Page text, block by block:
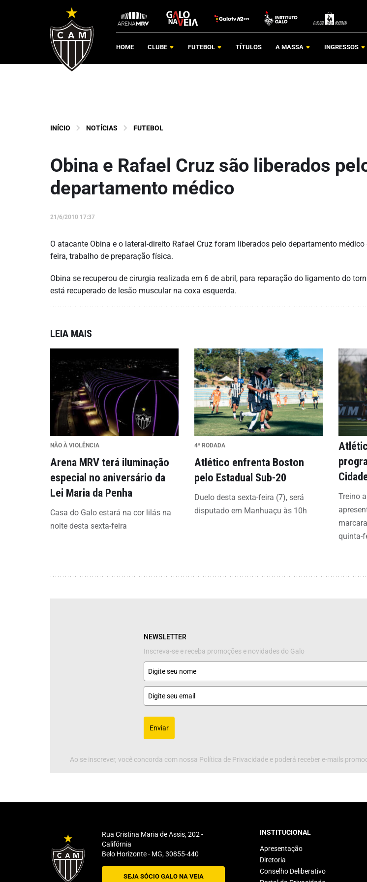
HOME CLUBE FUTEBOL TÍTULOS A MASSA INGRESSOS
INÍCIO NOTÍCIAS FUTEBOL
Obina e Rafael Cruz são liberados
departamento médico
21/6/2010 17:37
O atacante Obina e o lateral-direito Rafael Cruz foram liberados pelo departamento
feira, trabalho de preparação física.
Obina se recuperou de cirurgia realizada em 6 de abril, para reparação do ligamento do
está recuperado de lesão muscular na coxa esquerda.
LEIA MAIS
NÃO À VIOLÊNCIA
Arena MRV terá iluminação
especial no aniversário da
Lei Maria da Penha
Casa do Galo estará na cor lilás na
noite desta sexta-feira
4ª RODADA
Atlético enfrenta Boston
pelo Estadual Sub-20
Duelo desta sexta-feira (7), será
disputado em Manhuaçu às 10h
Treino
quinta-
NEWSLETTER
Inscreva-se e receba promoções e novidades do Galo
Enviar
Ao se inscrever, você concorda com nossa Política de Privacidade e poderá receber e-mails
Rua Cristina Maria de Assis, 202 -
Califórnia
Belo Horizonte - MG, 30855-440
SEJA SÓCIO GALO NA VEIA
INSTITUCIONAL
Apresentação
Diretoria
Conselho Deliberativo